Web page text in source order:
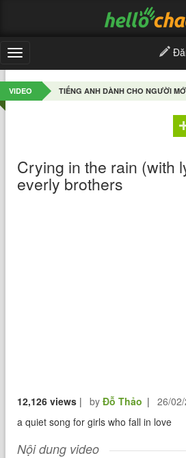
Toggle
navigation
VIDEO TIẾNG ANH DÀNH CHO NGƯỜI
Crying in the rain (with
everly brothers
12,126 views | byĐỗ Thảo |
26/
a quiet song for girls who fall in love
Nội dung video